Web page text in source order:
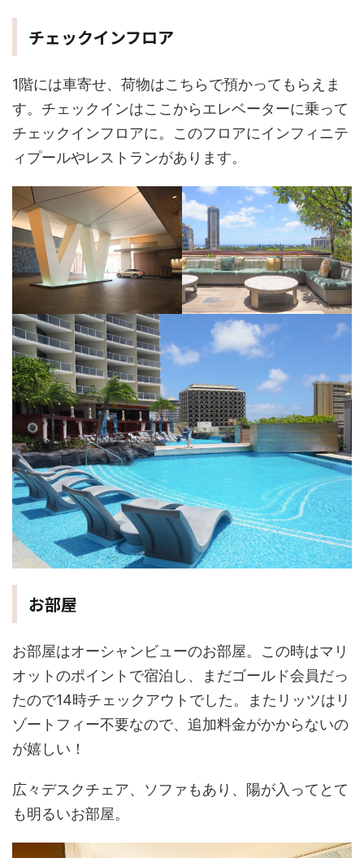
チェックインフロア
1階には車寄せ、荷物はこちらで預かってもらえま
す。チェックインはここからエレベーターに乗って
チェックインフロアに。このフロアにインフィニテ
ィプールやレストランがあります。
お部屋
お部屋はオーシャンビューのお部屋。この時はマリ
オットのポイントで宿泊し、まだゴールド会員だっ
たので14時チェックアウトでした。またリッツはリ
ゾートフィー不要なので、追加料金がかからないの
が嬉しい！
広々デスクチェア、ソファもあり、陽が入ってとて
も明るいお部屋。